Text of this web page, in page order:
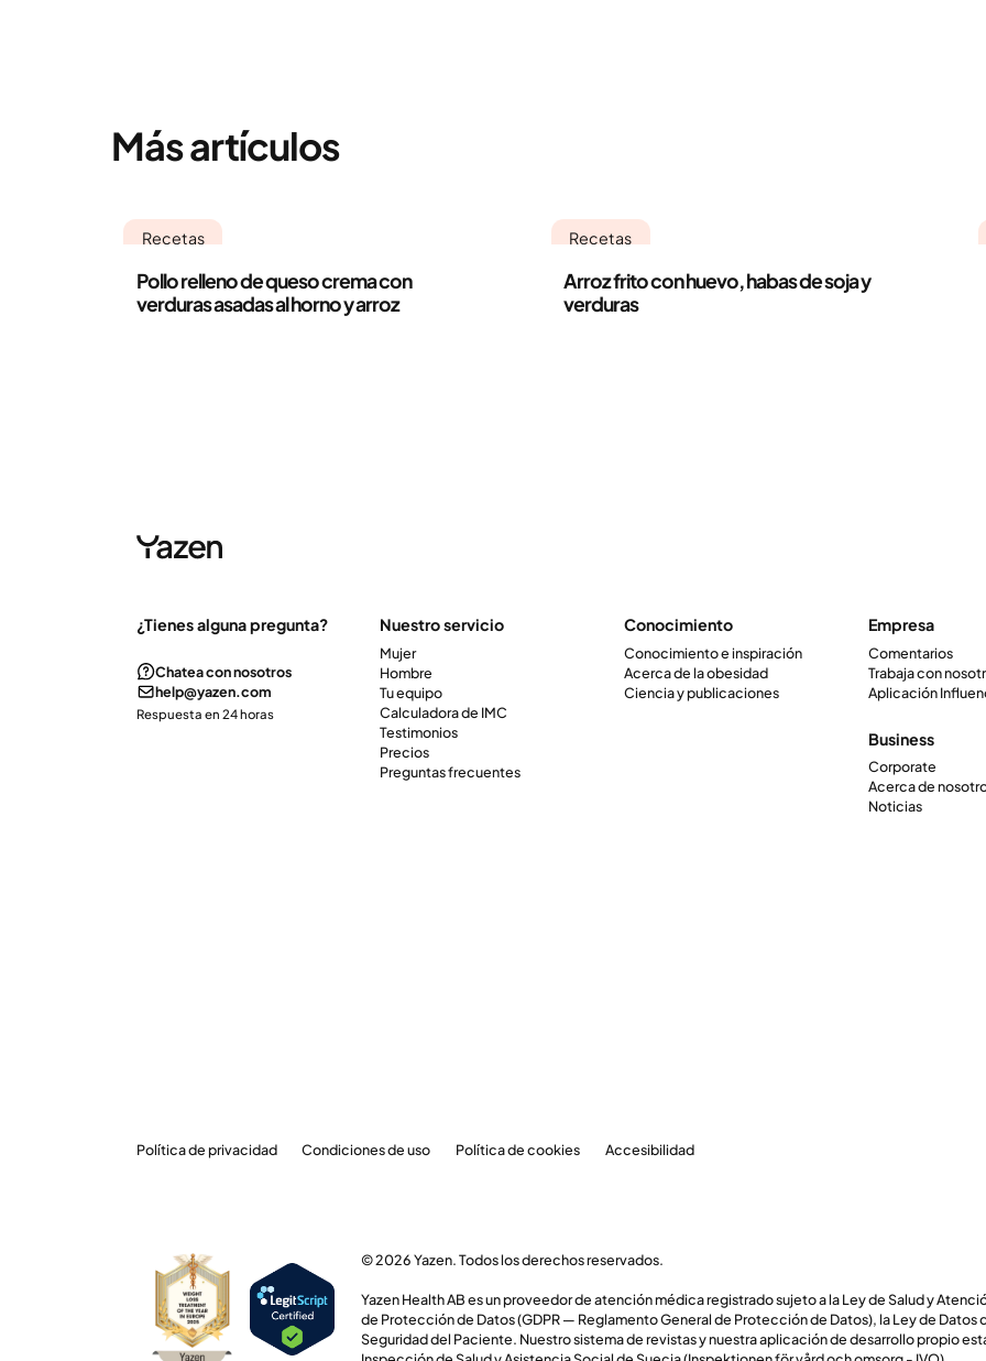
Más artículos
Recetas
Pollo relleno de queso crema con
verduras asadas al horno y arroz
Recetas
Arroz frito con huevo, habas de soja y
verduras
¿Tienes alguna pregunta?
Chatea con nosotros
help@yazen.com
Respuesta en 24 horas
Nuestro servicio
Mujer
Hombre
Tu equipo
Calculadora de IMC
Testimonios
Precios
Preguntas frecuentes
Conocimiento
Conocimiento e inspiración
Acerca de la obesidad
Ciencia y publicaciones
Empresa
Comentarios
Trabaja con
Aplicación
Business
Corporate
Acerca de
Noticias
Política de privacidad Condiciones de uso Política de cookies Accesibilidad
© 2026 Yazen. Todos los derechos reservados.
Yazen Health AB es un proveedor de atención médica registrado sujeto a la Ley de Salud y
de Protección de Datos (GDPR — Reglamento General de Protección de Datos), la Ley de Datos
Seguridad del Paciente. Nuestro sistema de revistas y nuestra aplicación de desarrollo propio